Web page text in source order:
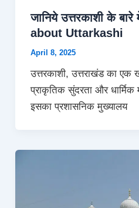
जानिये उत्तरकाशी के
about Uttarkashi
April 8, 2025
उत्तरकाशी, उत्तराखंड का एक
प्राकृतिक सुंदरता और
इसका प्रशासनिक मुख्यालय